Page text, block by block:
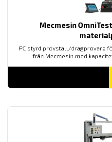
Mecmesin
PC styrd provställ/dragprovare
från Mecmesin med